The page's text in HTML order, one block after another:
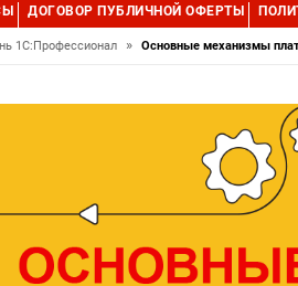
ДОГОВОР ПУБЛИЧНОЙ ОФЕРТЫ
1С:Профессионал » Основные механизмы